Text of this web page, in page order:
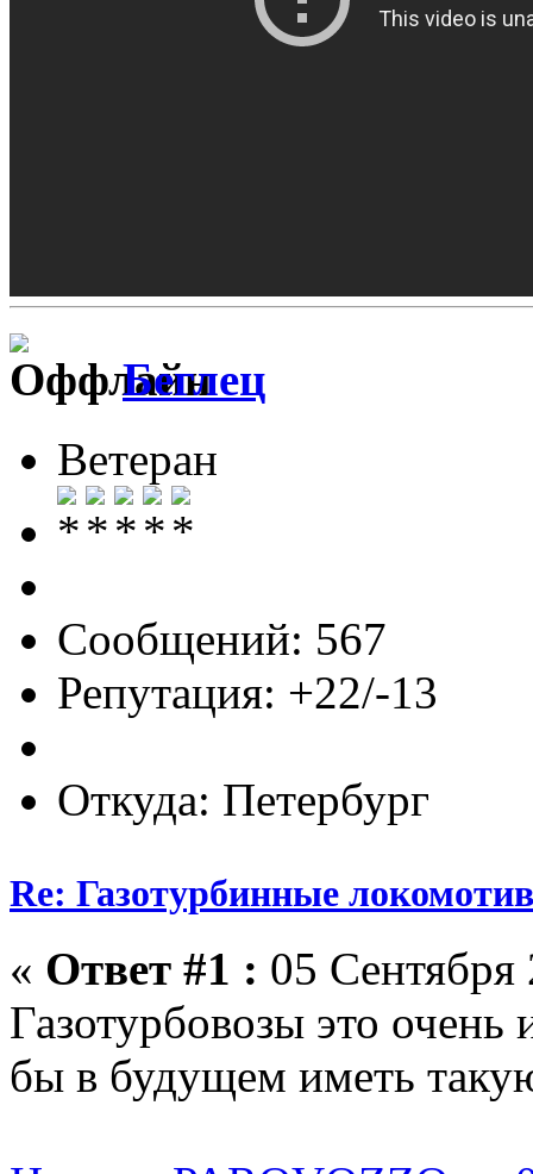
Беглец
Ветеран
Сообщений: 567
Репутация: +22/-13
Откуда: Петербург
Re: Газотурбинные
« Ответ #1 : 05
Газотурбовозы это очень
бы в будущем иметь